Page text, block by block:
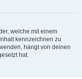
welche mit einem
kennzeichnen zu
hängt von deinen
hat.